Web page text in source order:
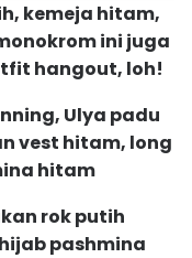
kemeja hitam,
ini juga
hangout, loh!
Ulya padu
vest hitam, long
hitam
rok putih
pashmina